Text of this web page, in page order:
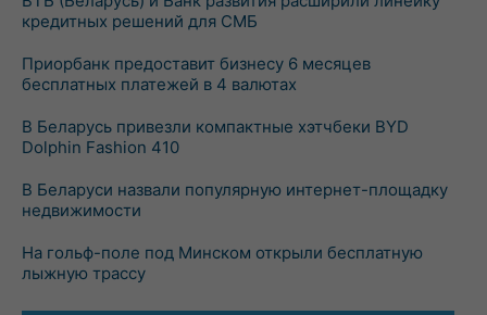
кредитных решений для СМБ
Приорбанк предоставит бизнесу 6 месяцев
бесплатных платежей в 4 валютах
В Беларусь привезли компактные хэтчбеки BYD
Dolphin Fashion 410
В Беларуси назвали популярную интернет-площадку
недвижимости
На гольф-поле под Минском открыли бесплатную
лыжную трассу